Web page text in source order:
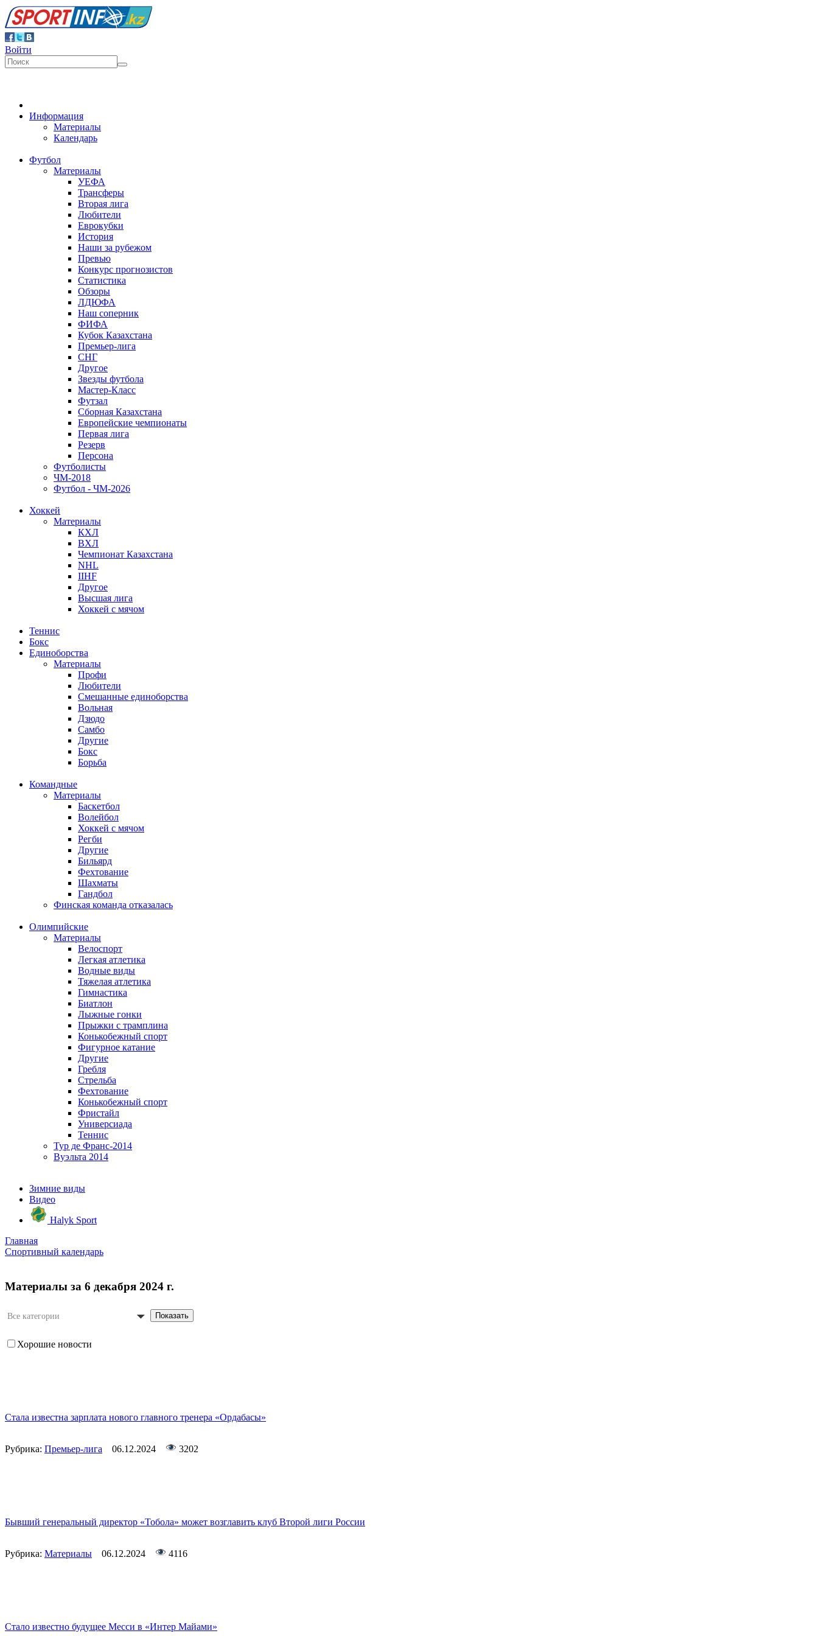
Войти
Информация
Материалы
Календарь
Футбол
Материалы
УЕФА
Трансферы
Вторая лига
Любители
Еврокубки
История
Наши за рубежом
Превью
Конкурс прогнозистов
Статистика
Обзоры
ЛДЮФА
Наш соперник
ФИФА
Кубок Казахстана
Премьер-лига
СНГ
Другое
Звезды футбола
Мастер-Класс
Футзал
Сборная Казахстана
Европейские чемпионаты
Первая лига
Резерв
Персона
Футболисты
ЧМ-2018
Футбол - ЧМ-2026
Хоккей
Материалы
КХЛ
ВХЛ
Чемпионат Казахстана
NHL
IIHF
Другое
Высшая лига
Хоккей с мячом
Теннис
Бокс
Единоборства
Материалы
Профи
Любители
Смешанные единоборства
Вольная
Дзюдо
Самбо
Другие
Бокс
Борьба
Командные
Материалы
Баскетбол
Волейбол
Хоккей с мячом
Регби
Другие
Бильярд
Фехтование
Шахматы
Гандбол
Финская команда отказалась
Олимпийские
Материалы
Велоспорт
Легкая атлетика
Водные виды
Тяжелая атлетика
Гимнастика
Биатлон
Лыжные гонки
Прыжки с трамплина
Конькобежный спорт
Фигурное катание
Другие
Гребля
Стрельба
Фехтование
Конькобежный спорт
Фристайл
Универсиада
Теннис
Тур де Франс-2014
Вуэльта 2014
Зимние виды
Видео
Halyk Sport
Главная
Спортивный календарь
Материалы за 6 декабря 2024 г.
Все категории Показать
Хорошие новости
Стала известна зарплата нового главного тренера «Ордабасы»
Рубрика: Премьер-лига 06.12.2024 3202
Бывший генеральный директор «Тобола» может возглавить клуб Второй лиги России
Рубрика: Материалы 06.12.2024 4116
Стало известно будущее Месси в «Интер Майами»